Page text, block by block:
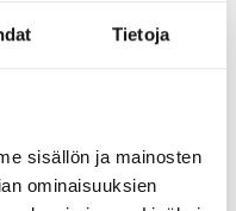
Tietoja
sisällön ja mainosten
ominaisuuksien
judolegenda
olosuhteista
Ukrainaan. Yrjänä
nyt kotimaassaan,
vaimonsa ja kaksi